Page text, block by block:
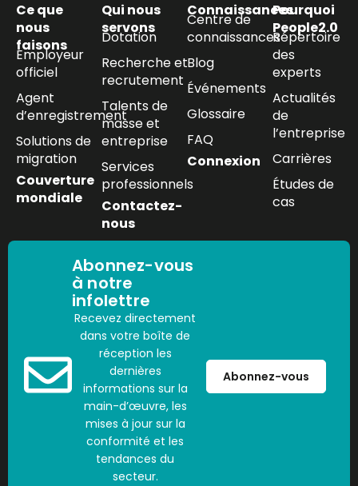
Ce que
nous
faisons
Employeur
officiel
Agent
d’enregistrement
Solutions de
migration
Couverture
mondiale
Qui nous
servons
Dotation
Recherche et
recrutement
Talents de
masse et
entreprise
Services
professionnels
Contactez-
nous
Connaissances
Centre de
connaissances
Blog
Événements
Glossaire
FAQ
Connexion
Pourquoi
People2.0
Répertoire
des
experts
Actualités
de
l’entreprise
Carrières
Études de
cas
Abonnez-vous
à notre
infolettre
Recevez directement
dans votre boîte de
réception les
dernières
informations sur la
main-d’œuvre, les
mises à jour sur la
conformité et les
tendances du
secteur.
Abonnez-vous